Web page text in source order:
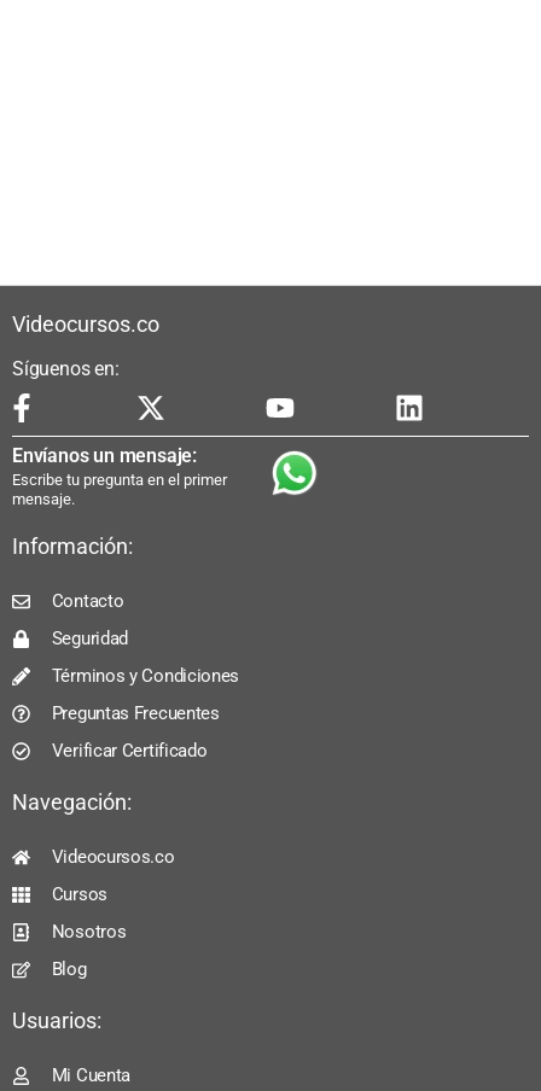
Videocursos.co
Síguenos en:
Envíanos un mensaje:
Escribe tu pregunta en el primer
mensaje.
Información:
Contacto
Seguridad
Términos y Condiciones
Preguntas Frecuentes
Verificar Certificado
Navegación:
Videocursos.co
Cursos
Nosotros
Blog
Usuarios:
Mi Cuenta